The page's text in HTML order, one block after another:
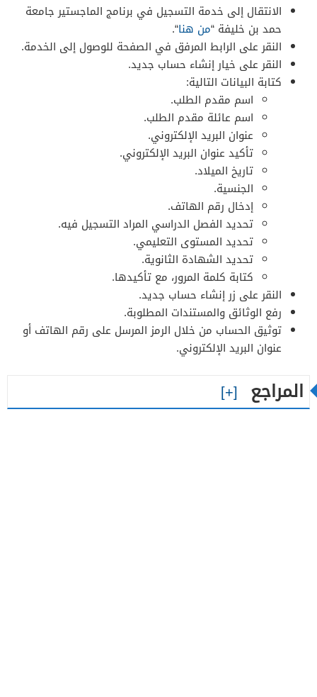
الانتقال إلى خدمة التسجيل في برنامج الماجستير جامعة
حمد بن خليفة “من هنا“.
النقر على الرابط المرفق في الصفحة للوصول إلى الخدمة.
النقر على خيار إنشاء حساب جديد.
كتابة البيانات التالية:
اسم مقدم الطلب.
اسم عائلة مقدم الطلب.
عنوان البريد الإلكتروني.
تأكيد عنوان البريد الإلكتروني.
تاريخ الميلاد.
الجنسية.
إدخال رقم الهاتف.
تحديد الفصل الدراسي المراد التسجيل فيه.
تحديد المستوى التعليمي.
تحديد الشهادة الثانوية.
كتابة كلمة المرور، مع تأكيدها.
النقر على زر إنشاء حساب جديد.
رفع الوثائق والمستندات المطلوبة.
توثيق الحساب من خلال الرمز المرسل على رقم الهاتف أو
عنوان البريد الإلكتروني.
المراجع